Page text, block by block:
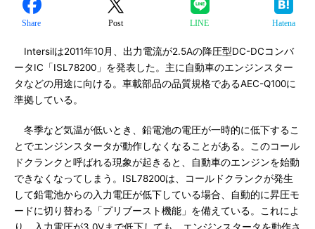
Share Post LINE Hatena
Intersilは2011年10月、出力電流が2.5Aの降圧型DC-DCコンバ
ータIC「ISL78200」を発表した。主に自動車のエンジンスター
タなどの用途に向ける。車載部品の品質規格であるAEC-Q100に
準拠している。
冬季など気温が低いとき、鉛電池の電圧が一時的に低下するこ
とでエンジンスタータが動作しなくなることがある。このコール
ドクランクと呼ばれる現象が起きると、自動車のエンジンを始動
できなくなってしまう。ISL78200は、コールドクランクが発生
して鉛電池からの入力電圧が低下している場合、自動的に昇圧モ
ードに切り替わる「プリブースト機能」を備えている。これによ